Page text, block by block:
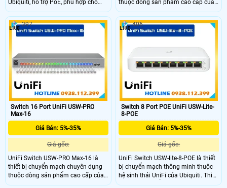
Ubiquiti, hỗ trợ PoE, phù hợp cho
mạng doanh nghiệp lớn cần cấp
nguồn và kết nối ổn định. Thiết kế
chuyên nghiệp, dễ dàng quản lý qua
UniFi Controller giúp nâng cao hiệu
thuộc dòng sản phẩm cao cấp của
Ubiquiti. Với thiết kế hiện đại, tích
hợp công nghệ mạng tiên tiến, thiết
bị này mang lại hiệu suất vượt trội,
khả năng quản lý linh hoạt và phù
nghiệp vừa và lớn.
Switch 16 Port UniFi USW-PRO
Max-16
Giá Bán: 5%-35%
Giá gốc:
UniFi Switch USW-PRO Max-16 là
thiết bị chuyển mạch chuyên dụng
thuộc dòng sản phẩm cao cấp của
Ubiquiti. Với thiết kế hiện đại, tích
397
Switch 8 Port POE UniFi USW-Lite-
8-POE
Giá Bán: 5%-35%
Giá gốc:
UniFi Switch USW-lite-8-POE là thiết
bị chuyển mạch thông minh thuộc
hệ sinh thái UniFi của Ubiquiti. Thiết
kế nhỏ gọn, thẩm mỹ, phù hợp với
406